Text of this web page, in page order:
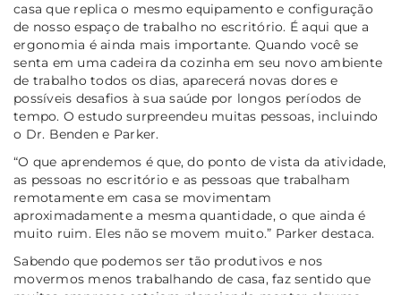
casa que replica o mesmo equipamento e configuração
de nosso espaço de trabalho no escritório. É aqui que a
ergonomia é ainda mais importante. Quando você se
senta em uma cadeira da cozinha em seu novo ambiente
de trabalho todos os dias, aparecerá novas dores e
possíveis desafios à sua saúde por longos períodos de
tempo. O estudo surpreendeu muitas pessoas, incluindo
o Dr. Benden e Parker.
“O que aprendemos é que, do ponto de vista da atividade,
as pessoas no escritório e as pessoas que trabalham
remotamente em casa se movimentam
aproximadamente a mesma quantidade, o que ainda é
muito ruim. Eles não se movem muito.” Parker destaca.
Sabendo que podemos ser tão produtivos e nos
movermos menos trabalhando de casa, faz sentido que